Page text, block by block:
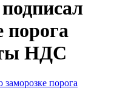
порога
НДС